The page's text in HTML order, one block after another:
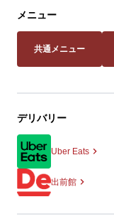
メニュー
共通メニュー
デリバリー
Uber Eats
出前館